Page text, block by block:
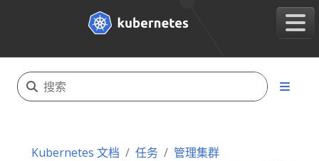
Kubernetes 文档 任务
管理集群